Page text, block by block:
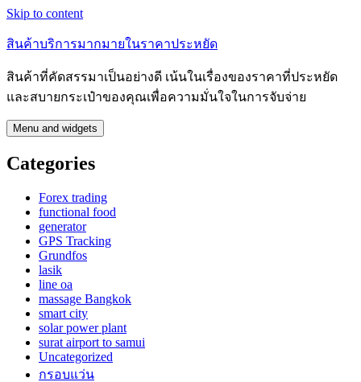
Skip to content
สินค้าบริการมากมายในราคาประหยัด
สินค้าที่คัดสรรมาเป็นอย่างดี เน้นในเรื่องของราคาที่ประหยัด
และสบายกระเป๋าของคุณเพื่อความมั่นใจในการจับจ่าย
Menu and widgets
Categories
Forex trading
functional food
generator
GPS Tracking
Grundfos
lasik
line oa
massage Bangkok
smart city
solar power plant
surat airport to samui
Uncategorized
กรอบแว่น